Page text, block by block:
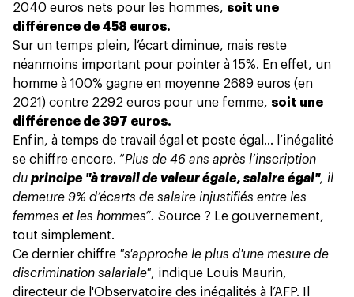
2040 euros nets pour les hommes, soit une
différence de 458 euros.
Sur un temps plein, l’écart diminue, mais reste
néanmoins important pour pointer à 15%. En effet, un
homme à 100% gagne en moyenne 2689 euros (en
2021) contre 2292 euros pour une femme, soit une
différence de 397 euros.
Enfin, à temps de travail égal et poste égal… l’inégalité
se chiffre encore. “Plus de 46 ans après l’inscription
du principe "à travail de valeur égale, salaire égal", il
demeure 9% d’écarts de salaire injustifiés entre les
femmes et les hommes”. Source ? Le gouvernement,
tout simplement.
Ce dernier chiffre "s'approche le plus d'une mesure de
discrimination salariale", indique Louis Maurin,
directeur de l'Observatoire des inégalités à l’AFP. Il